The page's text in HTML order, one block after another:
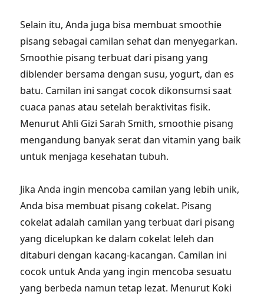
Selain itu, Anda juga bisa membuat smoothie
pisang sebagai camilan sehat dan menyegarkan.
Smoothie pisang terbuat dari pisang yang
diblender bersama dengan susu, yogurt, dan es
batu. Camilan ini sangat cocok dikonsumsi saat
cuaca panas atau setelah beraktivitas fisik.
Menurut Ahli Gizi Sarah Smith, smoothie pisang
mengandung banyak serat dan vitamin yang baik
untuk menjaga kesehatan tubuh.
Jika Anda ingin mencoba camilan yang lebih unik,
Anda bisa membuat pisang cokelat. Pisang
cokelat adalah camilan yang terbuat dari pisang
yang dicelupkan ke dalam cokelat leleh dan
ditaburi dengan kacang-kacangan. Camilan ini
cocok untuk Anda yang ingin mencoba sesuatu
yang berbeda namun tetap lezat. Menurut Koki